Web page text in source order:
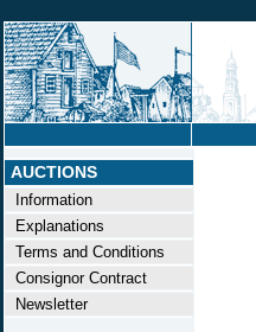
AUCTIONS
Information
Explanations
Terms and Conditions
Consignor Contract
Newsletter